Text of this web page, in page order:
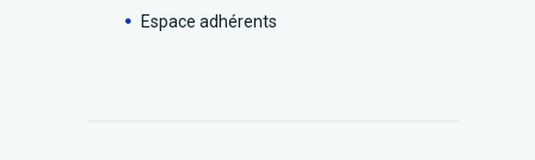
Espace adhérents